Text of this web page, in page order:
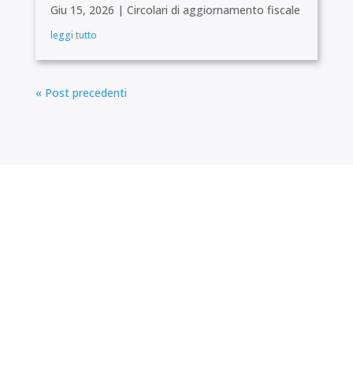
Giu 15, 2026 | Circolari di aggiornamento fiscale
leggi tutto
« Post precedenti